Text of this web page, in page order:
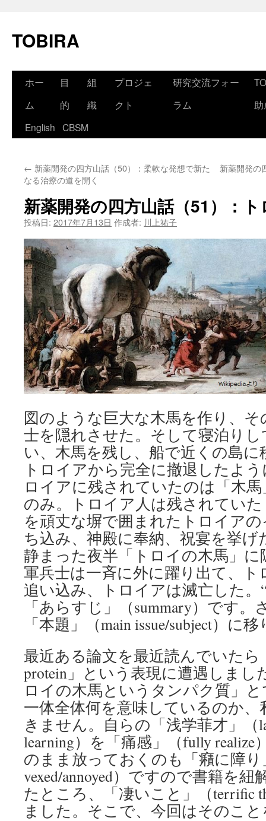
テ
ン
へ
TOBIRA
ホー
ム
目
的
組
織
プロジェ
クト
研究交流フォー
ラム
English CBSM
← 新薬開発の四方山話（50）：柔軟な発想で新た
なる治療の道を開く
新薬開発の
新薬開発の四方山話（51）：
投稿日: 2017年7月13日 作成者: 川上祐子
図のような巨大な木馬を作り、
士を隠れさせた。そして寝泊り
い、木馬を残し、船で近くの島
トロイアから完全に撤退したよ
ロイアに残されていたのは「木馬
のみ。トロイア人は残されてい
を頑丈な塀で囲まれたトロイア
ち込み、神殿に奉納、祝宴を挙
静まった夜半「トロイの木馬」
軍兵士は一斉に外に躍り出て、
追い込み、トロイアは滅亡した
「あらすじ」（summary）です
「本題」（main issue/subject）に
最近ある論文を最近読んでいたら
protein」という表現に遭遇しまし
ロイの木馬というタンパク質」
一体全体何を意味しているのか
きません。自らの「浅学菲才」（
learning）を「痛感」（fully
のまま放っておくのも「癪に障り
vexed/annoyed）ですので書籍を
たところ、「凄いこと」（terrific
ました。そこで、今回はそのこ